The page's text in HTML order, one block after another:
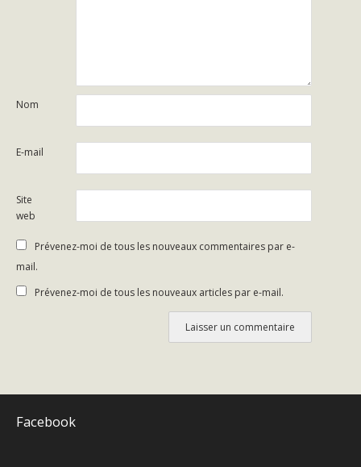
Nom
E-mail
Site
web
Prévenez-moi de tous les nouveaux commentaires par e-
mail.
Prévenez-moi de tous les nouveaux articles par e-mail.
Facebook